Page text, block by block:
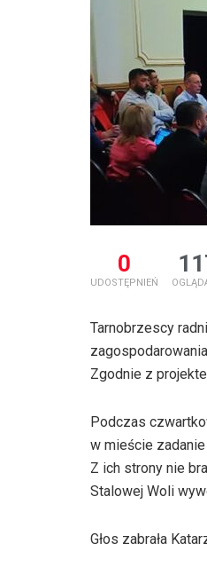
0
UDOSTĘPNIEŃ
Tarnobrzescy
Zgodnie z
Podczas
w mieście
Z ich strony nie
Stalowej Woli
Głos zabrała